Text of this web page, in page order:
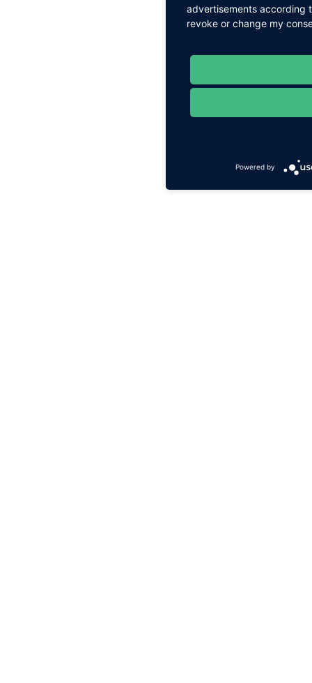
advertisements according
revoke or change my
Powered by